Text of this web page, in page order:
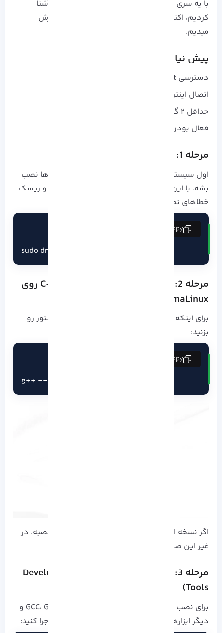
با یه سری اطلاعات شما رو تا حدودی با زبان ++C آشنا
کردیم، اکنون مراحل نصب رو توی چند مرحله آموزش
میدیم.
پیش نیازها:
دسترسی root یا sudo
اتصال اینترنت پایدار
حداقل ۲ گیگابایت رم و ۱۰ گیگابایت فضای آزاد
فعال بودن مخازن رسمی AlmaLinux
مرحله 1: به‌روزرسانی سیستم
اول سیستم رو آپدیت کنین تا آخرین نسخه پکیج‌ ها نصب
بشه، با این کار آخرین نسخه پکیج‌ ها نصب میشه و ریسک
خطاهای نصب کاهش پیدا میکنه:
sudo dnf update
copy
مرحله 2: بررسی نصب بودن یا نبودن ++C روی
AlmaLinux
برای اینکه ببینید C++ از قبل نصب شده یا نه، دستور رو
بزنید:
g++ --version
copy
اگر نسخه‌ ای نمایش داده شد، یعنی ++C از قبل نصبه. در
غیر این صورت باید مراحل بعدی رو ادامه بدید.
مرحله 3: نصب ابزارهای توسعه (Development
Tools)
برای نصب تمامی ابزارهای توسعه مانند GCC، G++، Make و
دیگر ابزارهای مورد نیاز، کافی است دستور زیر را اجرا کنید: